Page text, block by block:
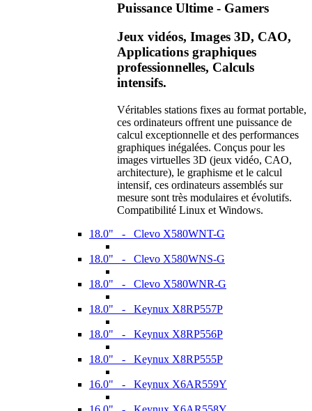
Puissance Ultime - Gamers
Jeux vidéos, Images 3D, CAO,
Applications graphiques
professionnelles, Calculs
intensifs.
Véritables stations fixes au format portable,
ces ordinateurs offrent une puissance de
calcul exceptionnelle et des performances
graphiques inégalées. Conçus pour les
images virtuelles 3D (jeux vidéo, CAO,
architecture), le graphisme et le calcul
intensif, ces ordinateurs assemblés sur
mesure sont très modulaires et évolutifs.
Compatibilité Linux et Windows.
18.0" - Clevo X580WNT-G
18.0" - Clevo X580WNS-G
18.0" - Clevo X580WNR-G
18.0" - Keynux X8RP557P
18.0" - Keynux X8RP556P
18.0" - Keynux X8RP555P
16.0" - Keynux X6AR559Y